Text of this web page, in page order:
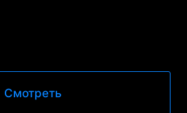
Смотреть